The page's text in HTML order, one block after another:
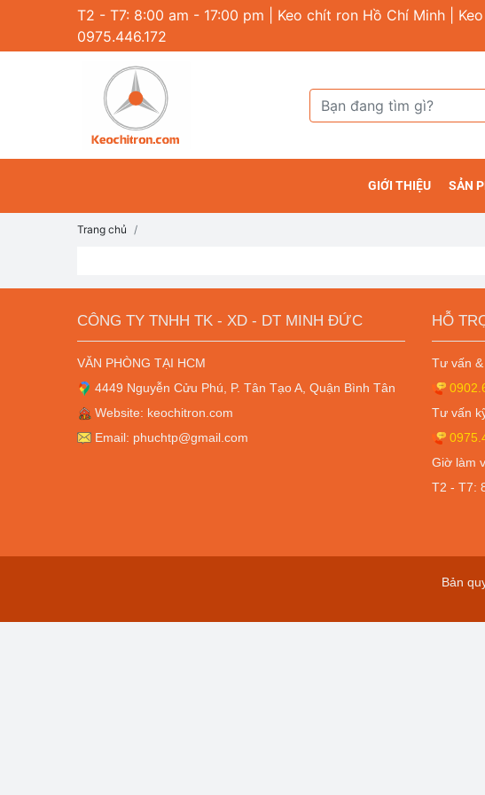
T2 - T7: 8:00 am - 17:00 pm | Keo chít ron Hồ Chí Minh |
0975.446.172
GIỚI THIỆU SẢN
Trang chủ
CÔNG TY TNHH TK - XD - DT MINH ĐỨC
VĂN PHÒNG TẠI HCM
4449 Nguyễn Cửu Phú, P. Tân Tạo A, Quận Bình Tân
Website: keochitron.com
Email: phuchtp@gmail.com
HỖ
Tư vấn
Tư vấn
Giờ làm
T2 - T7:
Bản